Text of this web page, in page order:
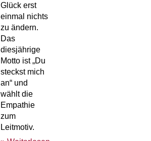
Glück erst
einmal nichts
zu ändern.
Das
diesjährige
Motto ist „Du
steckst mich
an“ und
wählt die
Empathie
zum
Leitmotiv.